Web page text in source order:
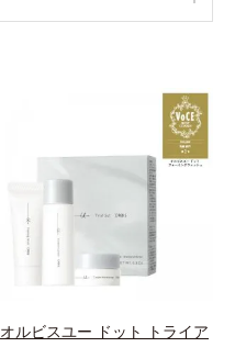
オルビスユー ドット トライア